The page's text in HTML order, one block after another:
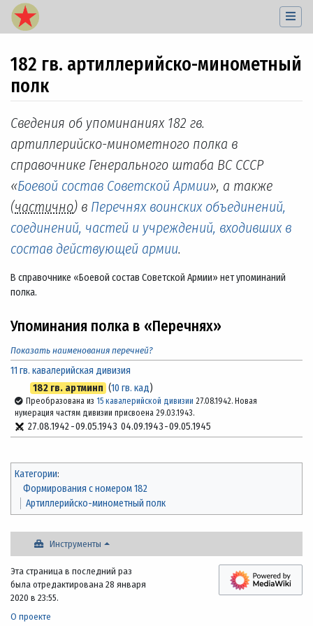
182 гв. артиллерийско-минометный
полк
Перейти к:навигация,поиск
Сведения об упоминаниях 182 гв.
артиллерийско-минометного полка в
справочнике Генерального штаба ВС СССР
«Боевой состав Советской Армии», а также
(частично) в Перечнях воинских объединений,
соединений, частей и учреждений, входивших в
состав действующей армии.
В справочнике «Боевой состав Советской Армии» нет упоминаний
полка.
Упоминания полка в «Перечнях»
Показать наименования перечней?
11 гв. кавалерийская дивизия
182 гв. артминп (10 гв. кад)
Преобразована из 15 кавалерийской дивизии 27.08.1942. Новая
нумерация частям дивизии присвоена 29.03.1943.
27.08.1942-09.05.1943 04.09.1943-09.05.1945
Категории:
Формирования с номером 182
Артиллерийско-минометный полк
Инструменты
Эта страница в последний раз
была отредактирована 28 января
2020 в 23:55.
О проекте